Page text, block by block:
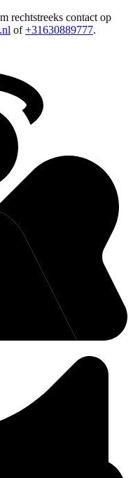
rechtstreeks contact op
of +31630889777.